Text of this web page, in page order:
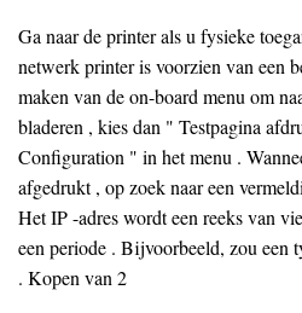
Ga naar de printer als u fysieke
netwerk printer is voorzien van een
maken van de on-board menu om
bladeren , kies dan " Testpagina
Configuration " in het menu .
afgedrukt , op zoek naar een
Het IP -adres wordt een reeks van
een periode . Bijvoorbeeld, zou een
. Kopen van 2